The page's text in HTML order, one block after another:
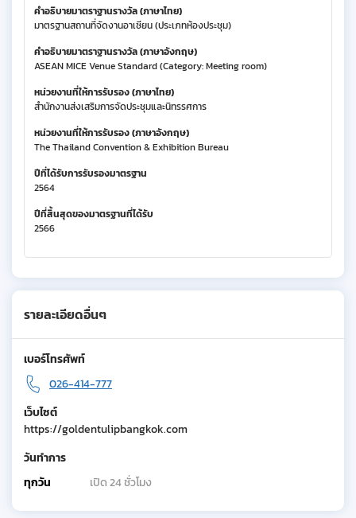
คำอธิบายมาตราฐานรางวัล (ภาษาไทย)
มาตรฐานสถานที่จัดงานอาเซียน (ประเภทห้องประชุม)
คำอธิบายมาตราฐานรางวัล (ภาษาอังกฤษ)
ASEAN MICE Venue Standard (Category: Meeting room)
หน่วยงานที่ให้การรับรอง (ภาษาไทย)
สำนักงานส่งเสริมการจัดประชุมและนิทรรศการ
หน่วยงานที่ให้การรับรอง (ภาษาอังกฤษ)
The Thailand Convention & Exhibition Bureau
ปีที่ได้รับการรับรองมาตรฐาน
2564
ปีที่สิ้นสุดของมาตรฐานที่ได้รับ
2566
รายละเอียดอื่นๆ
เบอร์โทรศัพท์
026-414-777
เว็บไซต์
https://goldentulipbangkok.com
วันทำการ
ทุกวัน
เปิด 24 ชั่วโมง